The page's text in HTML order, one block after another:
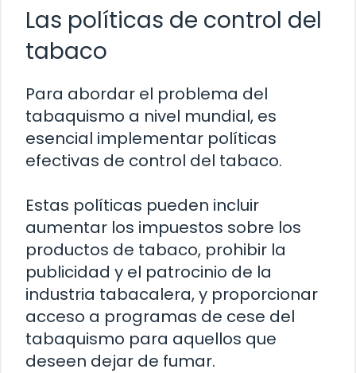
Las políticas de control del
tabaco
Para abordar el problema del
tabaquismo a nivel mundial, es
esencial implementar políticas
efectivas de control del tabaco.
Estas políticas pueden incluir
aumentar los impuestos sobre los
productos de tabaco, prohibir la
publicidad y el patrocinio de la
industria tabacalera, y proporcionar
acceso a programas de cese del
tabaquismo para aquellos que
deseen dejar de fumar.